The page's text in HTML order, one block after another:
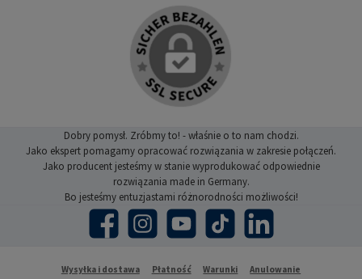
Dobry pomysł. Zróbmy to! - właśnie o to nam chodzi.
Jako ekspert pomagamy opracować rozwiązania w zakresie połączeń.
Jako producent jesteśmy w stanie wyprodukować odpowiednie
rozwiązania made in Germany.
Bo jesteśmy entuzjastami różnorodności możliwości!
Facebook Instagram YouTube TikTok LinkedIn
Wysyłka i dostawa Płatność Warunki Anulowanie